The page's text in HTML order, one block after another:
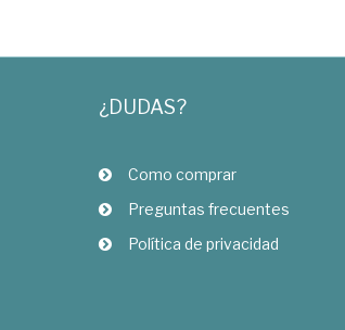
¿DUDAS?
Como comprar
Preguntas frecuentes
Política de privacidad